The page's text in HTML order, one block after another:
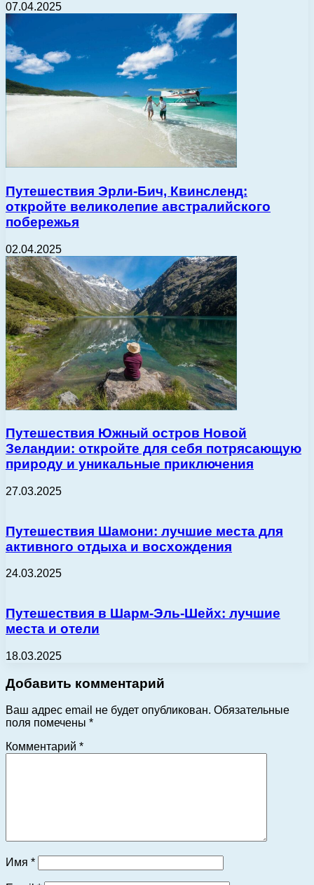
07.04.2025
Путешествия Эрли-Бич, Квинсленд:
откройте великолепие австралийского
побережья
02.04.2025
Путешествия Южный остров Новой
Зеландии: откройте для себя потрясающую
природу и уникальные приключения
27.03.2025
Путешествия Шамони: лучшие места для
активного отдыха и восхождения
24.03.2025
Путешествия в Шарм-Эль-Шейх: лучшие
места и отели
18.03.2025
Добавить комментарий
Ваш адрес email не будет опубликован. Обязательные
поля помечены *
Комментарий *
Имя *